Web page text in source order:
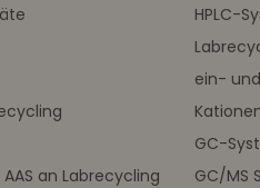
an Labrecycling
HPLC-
ein-
GC-
GC/MS